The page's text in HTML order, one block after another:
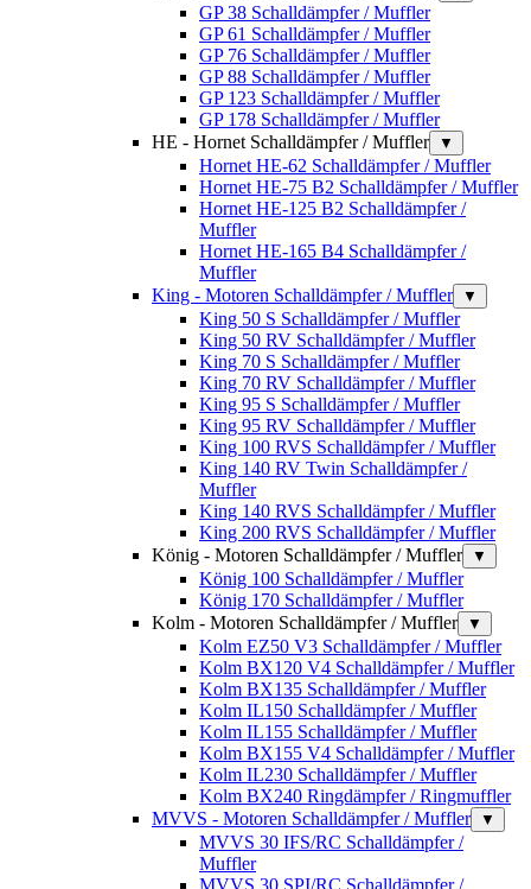
GP 38 Schalldämpfer / Muffler
GP 61 Schalldämpfer / Muffler
GP 76 Schalldämpfer / Muffler
GP 88 Schalldämpfer / Muffler
GP 123 Schalldämpfer / Muffler
GP 178 Schalldämpfer / Muffler
HE - Hornet Schalldämpfer / Muffler
▼
Hornet HE-62 Schalldämpfer / Muffler
Hornet HE-75 B2 Schalldämpfer / Muffler
Hornet HE-125 B2 Schalldämpfer /
Muffler
Hornet HE-165 B4 Schalldämpfer /
Muffler
King - Motoren Schalldämpfer / Muffler
▼
King 50 S Schalldämpfer / Muffler
King 50 RV Schalldämpfer / Muffler
King 70 S Schalldämpfer / Muffler
King 70 RV Schalldämpfer / Muffler
King 95 S Schalldämpfer / Muffler
King 95 RV Schalldämpfer / Muffler
King 100 RVS Schalldämpfer / Muffler
King 140 RV Twin Schalldämpfer /
Muffler
King 140 RVS Schalldämpfer / Muffler
King 200 RVS Schalldämpfer / Muffler
König - Motoren Schalldämpfer / Muffler
▼
König 100 Schalldämpfer / Muffler
König 170 Schalldämpfer / Muffler
Kolm - Motoren Schalldämpfer / Muffler
▼
Kolm EZ50 V3 Schalldämpfer / Muffler
Kolm BX120 V4 Schalldämpfer / Muffler
Kolm BX135 Schalldämpfer / Muffler
Kolm IL150 Schalldämpfer / Muffler
Kolm IL155 Schalldämpfer / Muffler
Kolm BX155 V4 Schalldämpfer / Muffler
Kolm IL230 Schalldämpfer / Muffler
Kolm BX240 Ringdämpfer / Ringmuffler
MVVS - Motoren Schalldämpfer / Muffler
▼
MVVS 30 IFS/RC Schalldämpfer /
Muffler
MVVS 30 SPI/RC Schalldämpfer /